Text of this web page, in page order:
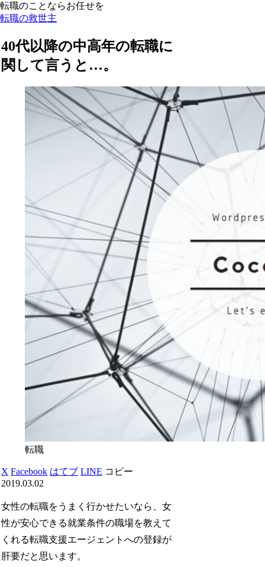
転職のことならお任せを
転職の救世主
40代以降の中高年の転職に
関して言うと…。
転職
X Facebook はてブ LINE コピー
2019.03.02
女性の転職をうまく行かせたいなら、女
性が安心できる就業条件の職場を教えて
くれる転職支援エージェントへの登録が
肝要だと思います。